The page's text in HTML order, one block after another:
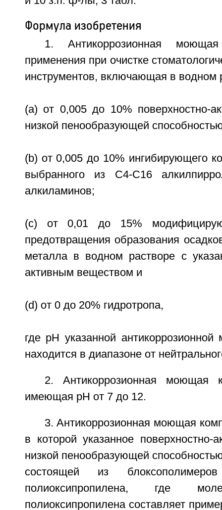
Формула изобретения
1. Антикоррозионная
применения при очистке
инструментов, включающая в водном
(a) от 0,005 до 10% поверхностно-
низкой пенообразующей
(b) от 0,005 до 10% ингибирующего
выбранного из С4-С16
алкиламинов;
(c) от 0,01 до 15%
предотвращения образования
металла в водном растворе с
активным веществом и
(d) от 0 до 20% гидротропа,
где рН указанной
находится в диапазоне от
2. Антикоррозионная моющая
имеющая рН от 7 до 12.
3. Антикоррозионная моющая
в которой указанное поверхностно-
низкой пенообразующей
состоящей из блоксополимеров
полиоксипропилена, где
полиоксипропилена составляет